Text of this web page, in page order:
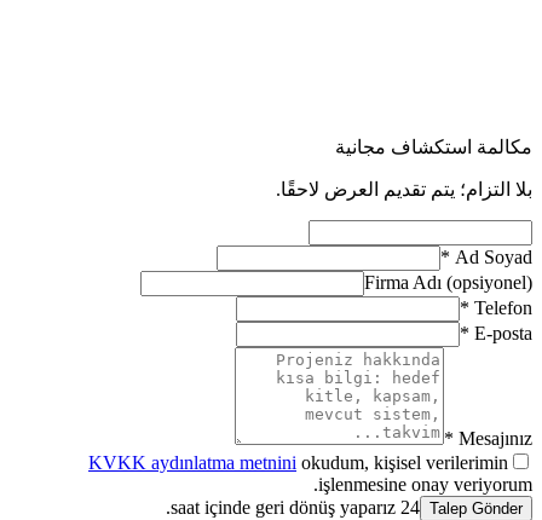
مكالمة استكشاف مجانية
بلا التزام؛ يتم تقديم العرض لاحقًا.
Ad Soyad
*
Firma Adı (opsiyonel)
Telefon
*
E-posta
*
Mesajınız *
KVKK aydınlatma metnini okudum, kişisel verilerimin
işlenmesine onay veriyorum.
Talep Gönder
24 saat içinde geri dönüş yaparız.